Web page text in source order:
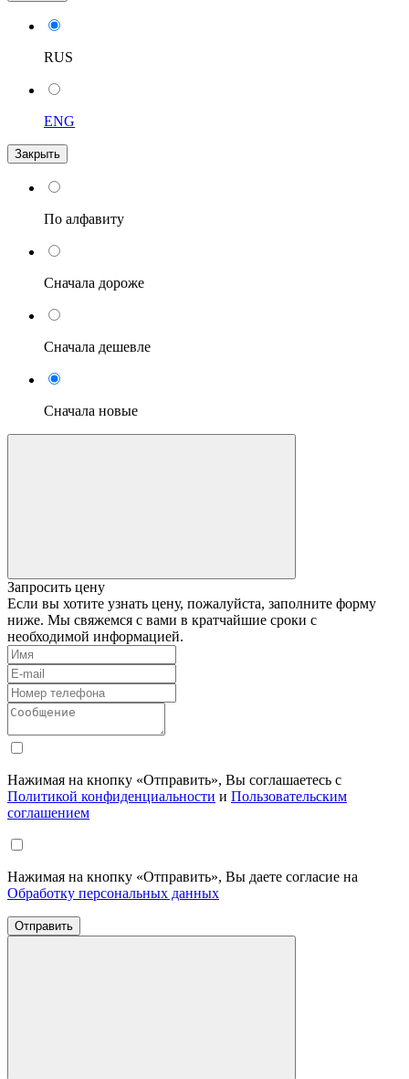
RUS
ENG
Закрыть
По алфавиту
Сначала дороже
Сначала дешевле
Сначала новые
Запросить цену
Если вы хотите узнать цену, пожалуйста, заполните форму
ниже. Мы свяжемся с вами в кратчайшие сроки с
необходимой информацией.
Нажимая на кнопку «Отправить», Вы соглашаетесь с
Политикой конфиденциальности и Пользовательским
соглашением
Нажимая на кнопку «Отправить», Вы даете согласие на
Обработку персональных данных
Отправить